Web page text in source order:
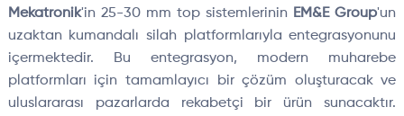
Mekatronik'in 25-30 mm top sistemlerinin EM&E Group'un
uzaktan kumandalı silah platformlarıyla entegrasyonunu
içermektedir. Bu entegrasyon, modern muharebe
platformları için tamamlayıcı bir çözüm oluşturacak ve
uluslararası pazarlarda rekabetçi bir ürün sunacaktır.